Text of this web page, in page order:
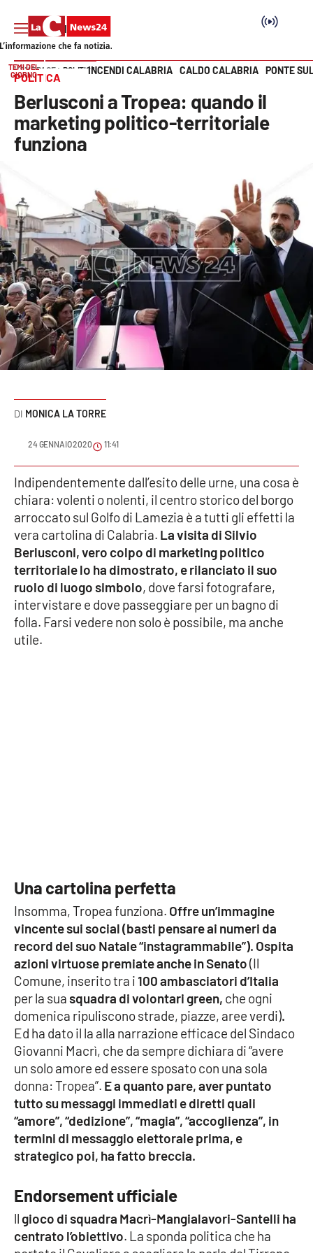
SEZIONI
Cronaca
Attualità
Economia e lavoro
Italia Mondo
Sanità
Sport
Meteo
Editoriali
VIDEO
Ambiente
Cronaca
RUBRICHE
Good Morning Vietnam
Parchi Marini Calabria
Leggendo Alvaro insieme
Imprese Di Calabria
Le perfidie di Antonella Grippo
Venti di comunicazione
STREAMING
LaC Network
Vai
TEMI DEL
GIORNO
INCENDI CALABRIA CALDO CALABRIA PONTE
HOME PAGE POLITICA
POLITICA
Berlusconi a Tropea: quando il
marketing politico-territoriale
funziona
MONICA LA TORRE
24 GENNAIO 2020 11:41
Indipendentemente dall’esito delle urne, una cosa è
chiara: volenti o nolenti, il centro storico del borgo
arroccato sul Golfo di Lamezia è a tutti gli effetti la
vera cartolina di Calabria. La visita di Silvio
Berlusconi, vero colpo di marketing politico
territoriale lo ha dimostrato, e rilanciato il suo
ruolo di luogo simbolo, dove farsi fotografare,
intervistare e dove passeggiare per un bagno di
folla. Farsi vedere non solo è possibile, ma anche
utile.
Una cartolina perfetta
Insomma, Tropea funziona. Offre un’immagine
vincente sui social (basti pensare ai numeri da
record del suo Natale “instagrammabile”). Ospita
azioni virtuose premiate anche in Senato(Il
Comune, inserito tra i100 ambasciatori d’Italia
per la suasquadra di volontari green, che ogni
domenica ripuliscono strade, piazze, aree verdi).
Ed ha dato il la alla narrazione efficace del Sindaco
Giovanni Macrì, che da sempre dichiara di “avere
un solo amore ed essere sposato con una sola
donna: Tropea”. E a quanto pare, aver puntato
tutto su messaggi immediati e diretti quali
“amore”, “dedizione”, “magia”, “accoglienza”, in
termini di messaggio elettorale prima, e
strategico poi, ha fatto breccia.
Endorsement ufficiale
ll gioco di squadra Macrì-Mangialavori-Santelli ha
centrato l’obiettivo. La sponda politica che ha